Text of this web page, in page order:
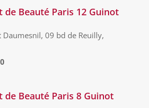
Beauté Paris 12 Guinot
09 bd de Reuilly,
de Beauté Paris 8 Guinot